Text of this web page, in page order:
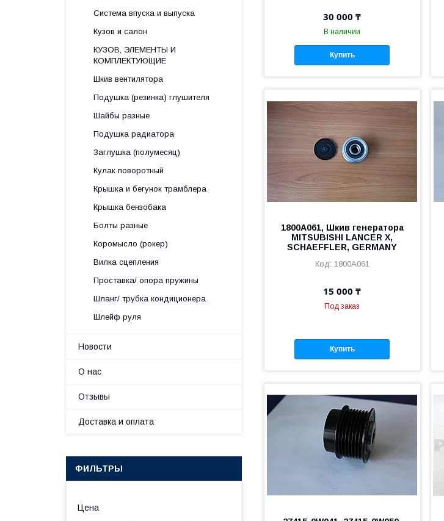
30 000 ₸
В наличии
Купить
1800A061, Шкив генератора
MITSUBISHI LANCER X,
SCHAEFFLER, GERMANY
1800A061
15 000 ₸
Под заказ
Купить
Система впуска и выпуска
Кузов и салон
КУЗОВ, ЭЛЕМЕНТЫ И
КОМПЛЕКТУЮЩИЕ
Шкив вентилятора
Подушка (резинка) глушителя
Шайбы разные
Подушка радиатора
Заглушка (полумесяц)
Кулак поворотный
Крышка и бегунок трамблера
Крышка бензобака
Болты разные
Коромысло (рокер)
Вилка сцепления
Проставка/ опора пружины
Шланг/ трубка кондиционера
Шлейф руля
Новости
О нас
Отзывы
Доставка и оплата
ФИЛЬТРЫ
Цена